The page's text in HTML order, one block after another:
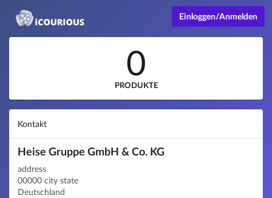
Einloggen/Anmelden
0
PRODUKTE
Kontakt
Heise Gruppe GmbH & Co. KG
address
00000 city state
Deutschland